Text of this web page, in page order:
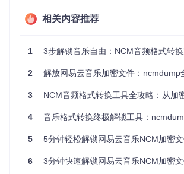
用权利。
价值预告：无需专业知识，3步搞定音乐解密
锁。整个过程无需编程知识，只需简单三步
具包：
git clone
相关内容推荐
1 3步解锁音乐自由：NCM音频格式转
2 解放网易云音乐加密文件：ncmdump全功能
3 NCM音频格式转换工具全攻略：从加密解密到
4 音乐格式转换终极解锁工具：ncmdump让你的
5 5分钟轻松解锁网易云音乐NCM加密文件：免费
6 3分钟快速解锁网易云音乐NCM加密文件：免费